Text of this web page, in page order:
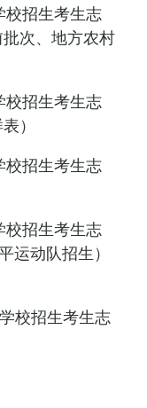
校招生考生志
次、地方农村
校招生考生志
）
校招生考生志
校招生考生志
运动队招生）
校招生考生志